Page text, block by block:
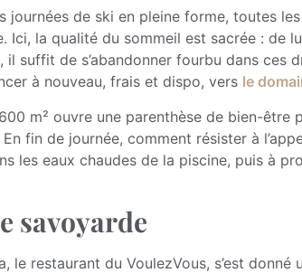
journées de ski en pleine forme, toutes
Ici, la qualité du sommeil est sacrée : de
il suffit de s’abandonner fourbu dans ces
à nouveau, frais et dispo, vers le
m² ouvre une parenthèse de bien-
fin de journée, comment résister à
les eaux chaudes de la piscine, puis à
savoyarde
le restaurant du VoulezVous, s’est